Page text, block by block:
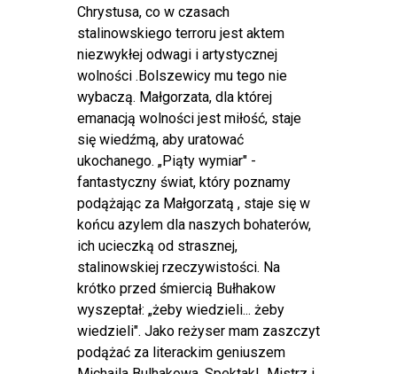
Chrystusa, co w czasach
stalinowskiego terroru jest aktem
niezwykłej odwagi i artystycznej
wolności .Bolszewicy mu tego nie
wybaczą. Małgorzata, dla której
emanacją wolności jest miłość, staje
się wiedźmą, aby uratować
ukochanego. „Piąty wymiar" -
fantastyczny świat, który poznamy
podążając za Małgorzatą , staje się w
końcu azylem dla naszych bohaterów,
ich ucieczką od strasznej,
stalinowskiej rzeczywistości. Na
krótko przed śmiercią Bułhakow
wyszeptał: „żeby wiedzieli... żeby
wiedzieli". Jako reżyser mam zaszczyt
podążać za literackim geniuszem